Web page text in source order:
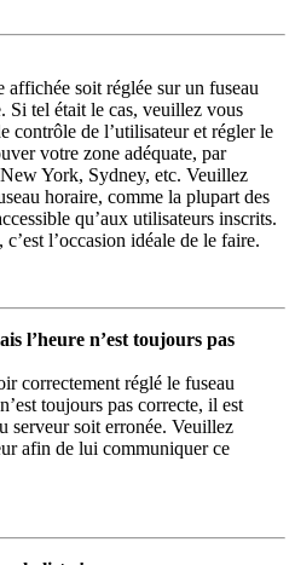
affichée soit réglée sur un fuseau
Si tel était le cas, veuillez vous
contrôle de l’utilisateur et régler le
votre zone adéquate, par
York, Sydney, etc. Veuillez
horaire, comme la plupart des
qu’aux utilisateurs inscrits.
c’est l’occasion idéale de le faire.
l’heure n’est toujours pas
correctement réglé le fuseau
toujours pas correcte, il est
serveur soit erronée. Veuillez
afin de lui communiquer ce